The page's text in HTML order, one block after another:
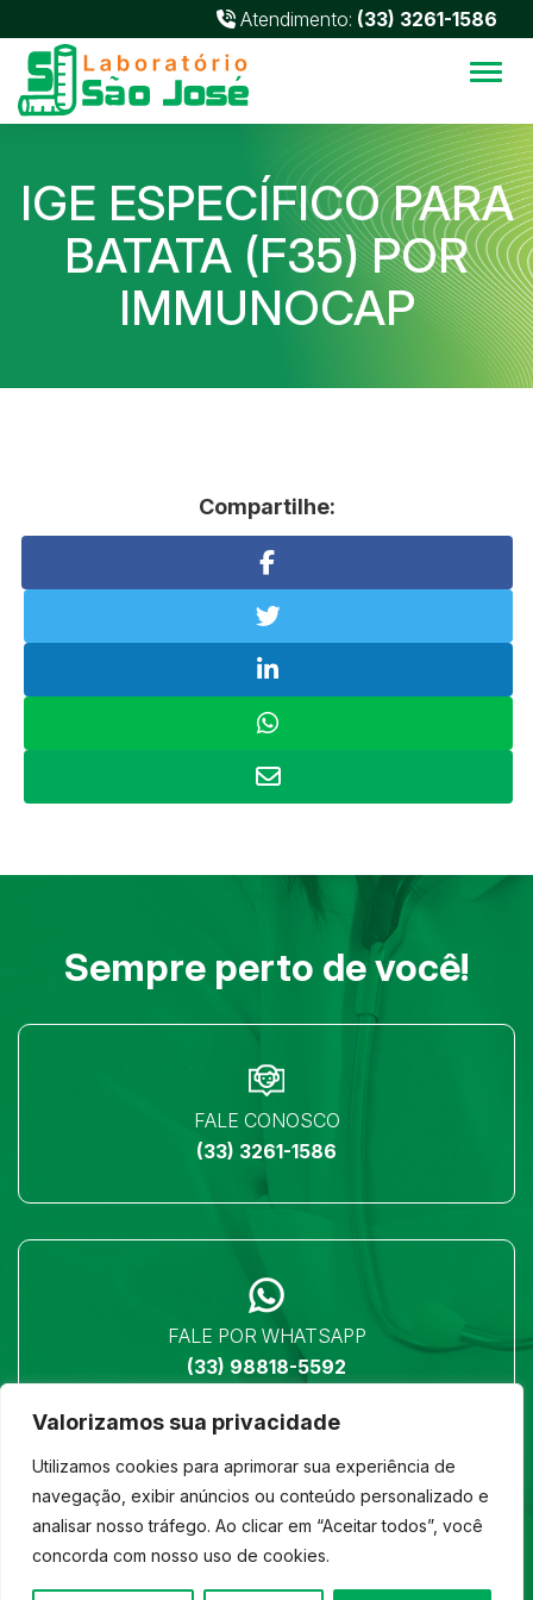
Valorizamos sua privacidade
Utilizamos cookies para aprimorar sua experiência de
navegação, exibir anúncios ou conteúdo personalizado e
analisar nosso tráfego. Ao clicar em “Aceitar todos”, você
concorda com nosso uso de cookies.
Atendimento: (33) 3261-1586
IGE ESPECÍFICO PARA
BATATA (F35) POR
IMMUNOCAP
Compartilhe:
Sempre perto de você!
FALE CONOSCO
(33) 3261-1586
FALE POR WHATSAPP
(33) 98818-5592
LOCALIZAÇÃO